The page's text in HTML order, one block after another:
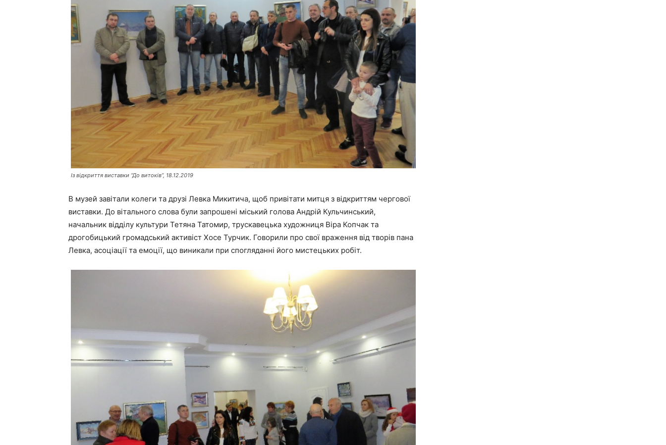
Із відкриття виставки “До витоків”, 18.12.2019
В музей завітали колеги та друзі Левка Микитича, щоб привітати митця з відкриттям чергової
виставки. До вітального слова були запрошені міський голова Андрій Кульчинський,
начальник відділу культури Тетяна Татомир, трускавецька художниця Віра Копчак та
дрогобицький громадський активіст Хосе Турчик. Говорили про свої враження від творів пана
Левка, асоціації та емоції, що виникали при спогляданні його мистецьких робіт.